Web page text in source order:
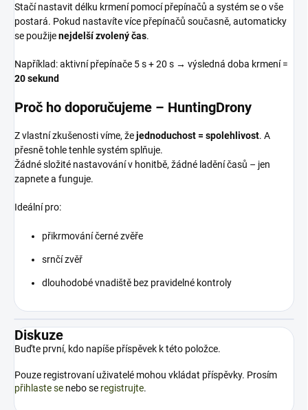
Stačí nastavit délku krmení pomocí přepínačů a systém se o vše
postará. Pokud nastavíte více přepínačů současně, automaticky
se použijenejdelší zvolený čas.
Například: aktivní přepínače 5 s + 20 s → výsledná doba krmení =
20 sekund
Proč ho doporučujeme – HuntingDrony
Z vlastní zkušenosti víme, žejednoduchost = spolehlivost. A
přesně tohle tenhle systém splňuje.
Žádné složité nastavování v honitbě, žádné ladění časů – jen
zapnete a funguje.
Ideální pro:
přikrmování černé zvěře
srnčí zvěř
dlouhodobé vnadiště bez pravidelné kontroly
Diskuze
Buďte první, kdo napíše příspěvek k této položce.
Pouze registrovaní uživatelé mohou vkládat příspěvky. Prosím
přihlaste se nebo se registrujte.